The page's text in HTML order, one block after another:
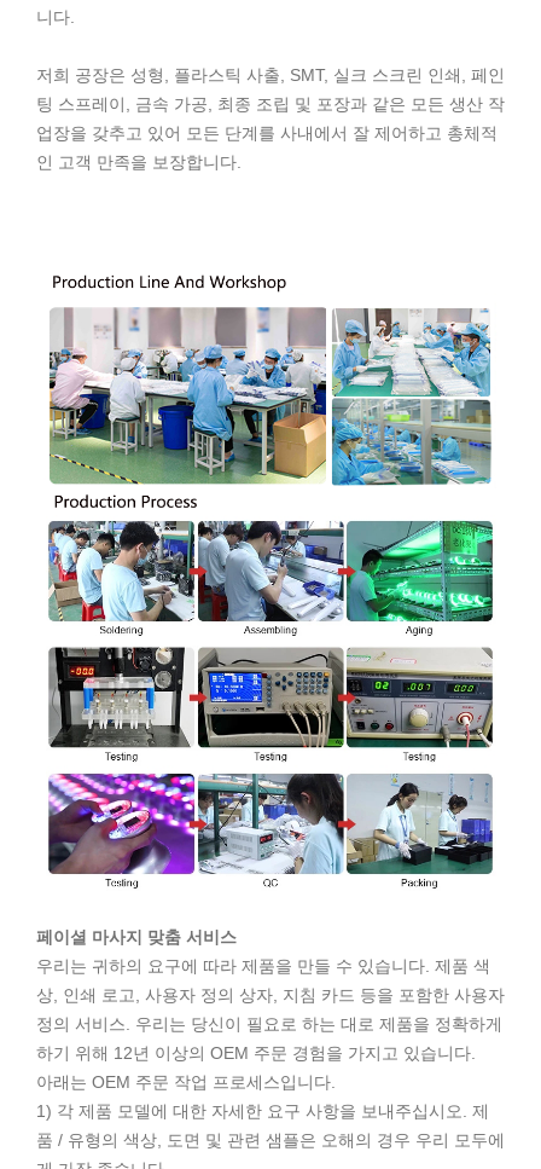
니다.
저희 공장은 성형, 플라스틱 사출, SMT, 실크 스크린 인쇄, 페인
팅 스프레이, 금속 가공, 최종 조립 및 포장과 같은 모든 생산 작
업장을 갖추고 있어 모든 단계를 사내에서 잘 제어하고 총체적
인 고객 만족을 보장합니다.
페이셜 마사지 맞춤 서비스
우리는 귀하의 요구에 따라 제품을 만들 수 있습니다. 제품 색
상, 인쇄 로고, 사용자 정의 상자, 지침 카드 등을 포함한 사용자
정의 서비스. 우리는 당신이 필요로 하는 대로 제품을 정확하게
하기 위해 12년 이상의 OEM 주문 경험을 가지고 있습니다.
아래는 OEM 주문 작업 프로세스입니다.
1) 각 제품 모델에 대한 자세한 요구 사항을 보내주십시오. 제
품 / 유형의 색상, 도면 및 관련 샘플은 오해의 경우 우리 모두에